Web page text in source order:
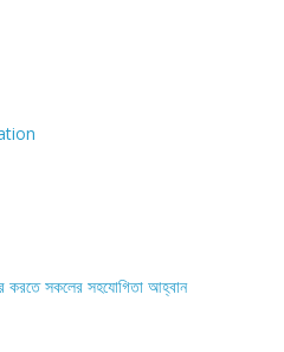
করতে সকলের সহযোগিতা আহ্বান